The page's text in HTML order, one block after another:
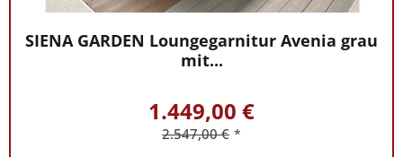
SIENA GARDEN Loungegarnitur Avenia grau
mit...
1.449,00 €
2.547,00 € *